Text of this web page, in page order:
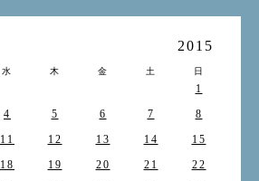
2015
水 木 金 土 日
1
4 5 6 7
8
11 12 13 14
15
18 19 20 21
22